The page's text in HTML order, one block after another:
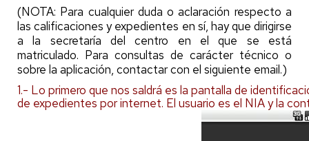
(NOTA: Para cualquier duda o aclaración respecto a
las calificaciones y expedientes en sí, hay que dirigirse
a la secretaría del centro en el que se está
matriculado. Para consultas de carácter técnico o
sobre la aplicación, contactar con el siguiente email.)
1.- Lo primero que nos saldrá es la pantalla de
de expedientes por internet. El usuario es el NIA y la